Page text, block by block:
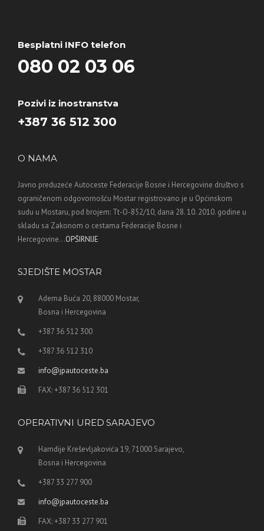
Besplatni INFO telefon
080 02 03 06
Pozivi iz inostranstva
+387 36 512 300
O NAMA
Javno preduzeće Autoceste Federacije Bosne i Hercegovine društvo s
ograničenom odgovornošću Mostar registrovano je u Općinskom
sudu u Mostaru, pod brojem: Tt-O-852/10, dana 28. 10. 2010. godine u
skladu sa Zakonom o cestama Federacije Bosne i
Hercegovine...OPŠIRNIJE
SJEDIŠTE MOSTAR
Adema Buća 20, 88000 Mostar,
Bosna i Hercegovina
+387 36 512 300
+387 36 512 310
info@jpautoceste.ba
FAX: +387 36 512 301
OPERATIVNI URED SARAJEVO
Hamdije Kreševljakovića 19, 71000 Sarajevo,
Bosna i Hercegovina
+387 33 277 900
info@jpautoceste.ba
FAX: +387 33 277 901